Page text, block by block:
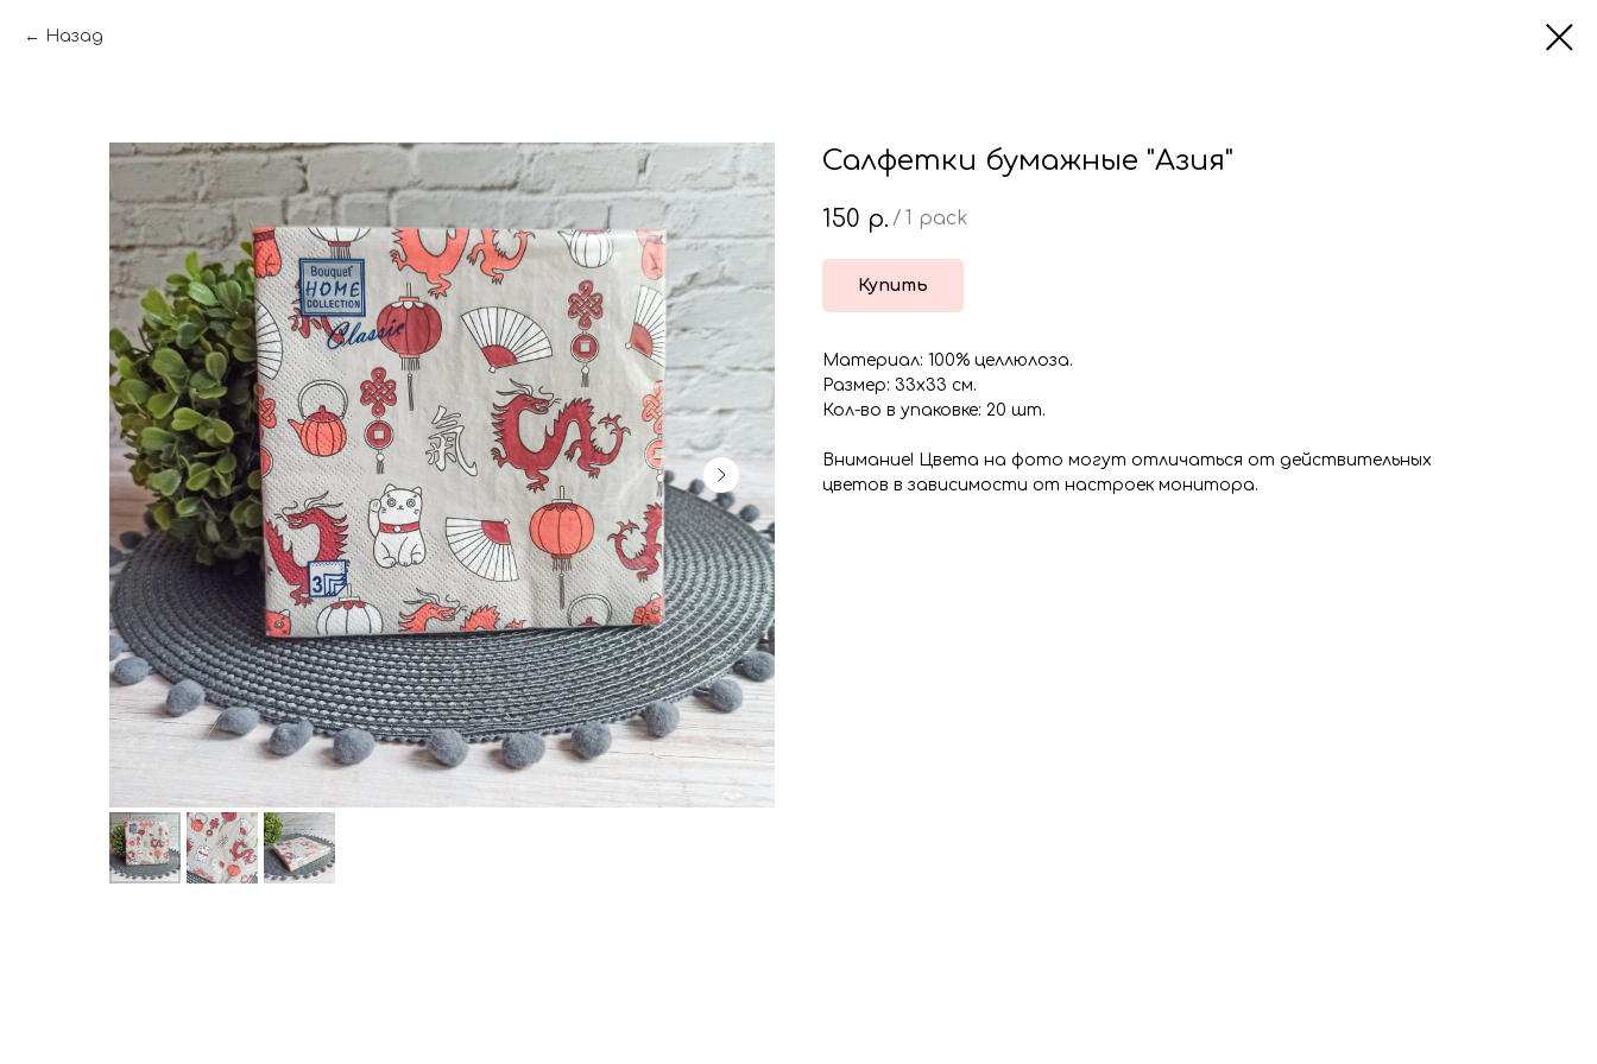
Назад
Салфетки бумажные "Азия"
150 р. / 1 pack
Купить
Материал: 100% целлюлоза.
Размер: 33х33 см.
Кол-во в упаковке: 20 шт.
Внимание! Цвета на фото могут отличаться от действительных
цветов в зависимости от настроек монитора.